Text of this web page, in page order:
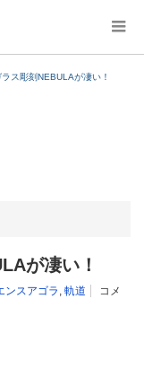
ス彫刻NEBULAが凄い！
が凄い！
ンスアゴラ , 軌道
コメ